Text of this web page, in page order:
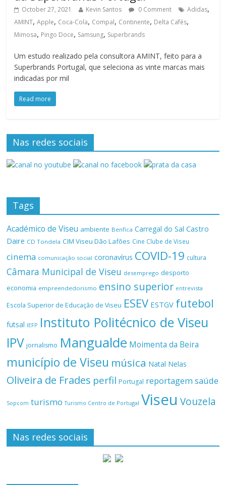
October 27, 2021 Kevin Santos 0 Comment Adidas,
AMINT,Apple, Coca-Cola, Compal, Continente, Delta Cafés,
Mimosa, Pingo Doce, Samsung, Superbrands
Um estudo realizado pela consultora AMINT, feito para a
Superbrands Portugal, que seleciona as vinte marcas mais
indicadas por mil
Read more
Nas redes sociais
Tags
Académico de Viseu ambiente Benfica Carregal do Sal Castro
Daire CD Tondela CIM Viseu Dão Lafões Cine Clube de Viseu
cinema comunicação social coronavírus COVID-19 cultura
Câmara Municipal de Viseu desemprego desporto
economia empreendedorismo ensino superior entrevista
Escola Superior de Educação de Viseu ESEV ESTGV futebol
futsal IEFP Instituto Politécnico de Viseu
IPV jornalismo Mangualde Moimenta da Beira
município de Viseu música Natal Nelas
Oliveira de Frades perfil Portugal reportagemsaúde
Sopcom turismo Turismo Centro de Portugal Viseu Vouzela
Nas redes sociais